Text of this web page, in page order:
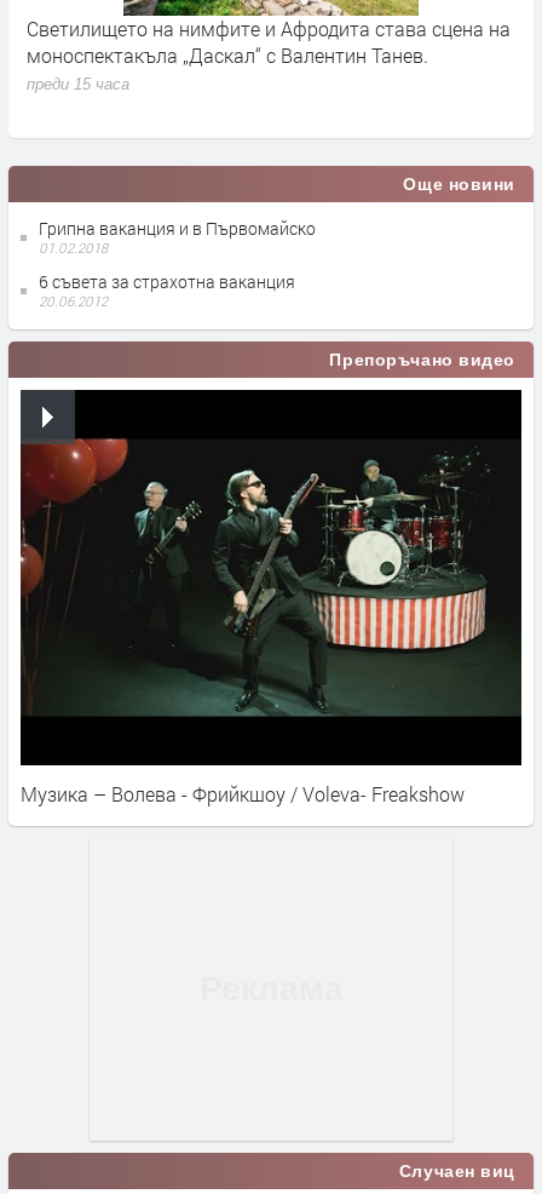
Светилището на нимфите и Афродита става сцена на
моноспектакъла „Даскал“ с Валентин Танев.
преди 15 часа
Още новини
Грипна ваканция и в Първомайско
01.02.2018
6 съвета за страхотна ваканция
20.06.2012
Препоръчано видео
Музика – Волева - Фрийкшоу / Voleva- Freakshow
Случаен виц